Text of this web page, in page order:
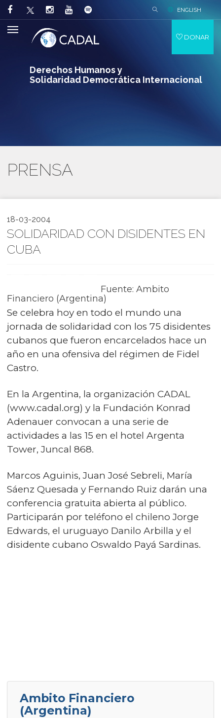
Derechos Humanos y
Solidaridad Democrática Internacional
ENGLISH
DONAR
PRENSA
18-03-2004
SOLIDARIDAD CON DISIDENTES EN
CUBA
Fuente: Ambito
Financiero (Argentina)
Se celebra hoy en todo el mundo una
jornada de solidaridad con los 75 disidentes
cubanos que fueron encarcelados hace un
año en una ofensiva del régimen de Fidel
Castro.
En la Argentina, la organización CADAL
(www.cadal.org) y la Fundación Konrad
Adenauer convocan a una serie de
actividades a las 15 en el hotel Argenta
Tower, Juncal 868.
Marcos Aguinis, Juan José Sebreli, María
Sáenz Quesada y Fernando Ruiz darán una
conferencia gratuita abierta al público.
Participarán por teléfono el chileno Jorge
Edwards, el uruguayo Danilo Arbilla y el
disidente cubano Oswaldo Payá Sardinas.
Ambito Financiero
(Argentina)